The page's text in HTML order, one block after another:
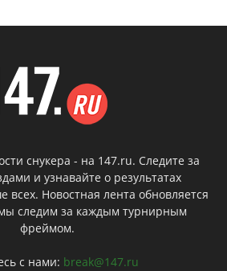
снукера - на 147.ru. Следите за
и узнавайте о результатах
всех. Новостная лента обновляется
следим за каждым турнирным
фреймом.
с нами: break@147.ru